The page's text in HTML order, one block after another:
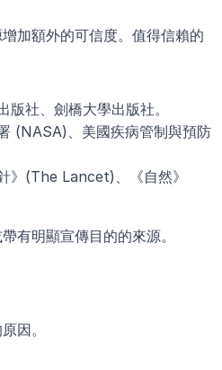
加額外的可信度。值得信賴的
版社、劍橋大學出版社。
(NASA)、美國疾病管制與預防
》(The Lancet)、《自然》
有明顯宣傳目的的來源。
因。